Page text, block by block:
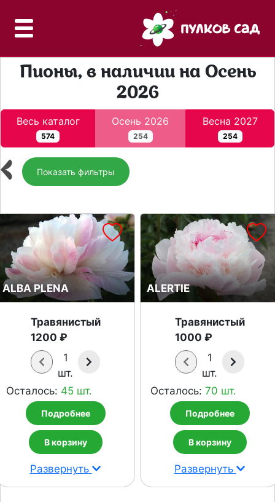
Пионы, в наличии на Осень
2026
Весь каталог
574
Осень 2026
254
Весна 2027
254
‹ Показать фильтры
ALBA PLENA
Травянистый
1200 ₽
1
шт.
Осталось: 45 шт.
Подробнее
В корзину
Развернуть
ALERTIE
Травянистый
1000 ₽
1
шт.
Осталось: 70 шт.
Подробнее
В корзину
Развернуть